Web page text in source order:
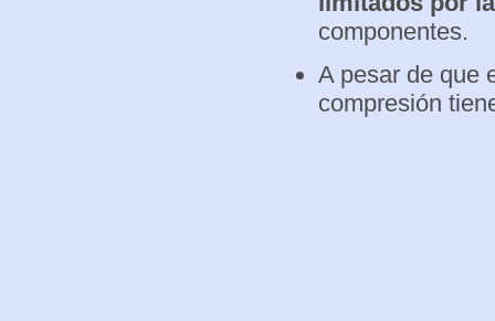
componentes.
A pesar de que
compresión